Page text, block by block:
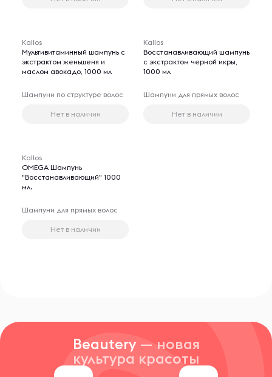
Kallos
Мультивитаминный шампунь с
экстрактом женьшеня и
маслом авокадо, 1000 мл
Шампуни по структуре волос
Нет в наличии
Kallos
Восстанавливающий шампунь
с экстрактом черной икры,
1000 мл
Шампуни для прямых волос
Нет в наличии
Kallos
OMEGA Шампунь
"Восстанавливающий" 1000
мл.
Шампуни для прямых волос
Нет в наличии
Beautery — новая
культура красоты